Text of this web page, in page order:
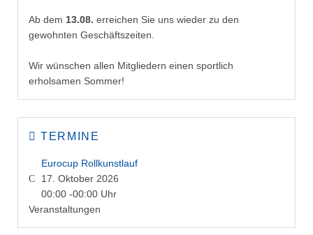
Ab dem 13.08. erreichen Sie uns wieder zu den
gewohnten Geschäftszeiten.
Wir wünschen allen Mitgliedern einen sportlich
erholsamen Sommer!
TERMINE
Eurocup Rollkunstlauf
17. Oktober 2026
00:00 -00:00 Uhr
Veranstaltungen